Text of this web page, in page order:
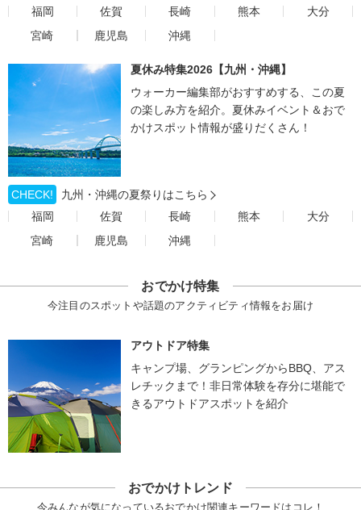
福岡
佐賀 長崎 熊本
大分
宮崎
鹿児島 沖縄
夏休み特集2026【九州・沖縄】
ウォーカー編集部がおすすめする、この夏
の楽しみ方を紹介。夏休みイベント＆おで
かけスポット情報が盛りだくさん！
CHECK!
九州・沖縄の夏祭りはこちら
福岡
佐賀 長崎 熊本
大分
宮崎
鹿児島 沖縄
おでかけ特集
今注目のスポットや話題のアクティビティ情報をお届け
アウトドア特集
キャンプ場、グランピングからBBQ、アス
レチックまで！非日常体験を存分に堪能で
きるアウトドアスポットを紹介
おでかけトレンド
今みんなが気になっているおでかけ関連キーワードはコレ！